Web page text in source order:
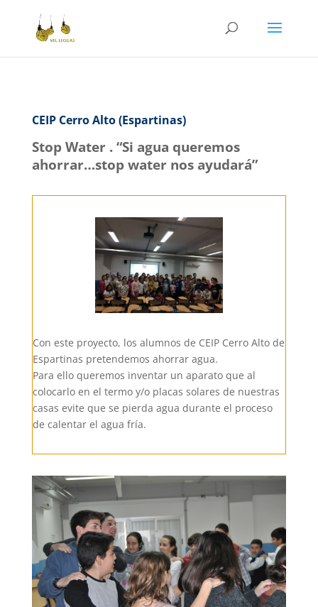
CEIP Cerro Alto (Espartinas)
Stop Water . “Si agua queremos
ahorrar…stop water nos ayudará”
Con este proyecto, los alumnos de CEIP Cerro Alto de
Espartinas pretendemos ahorrar agua.
Para ello queremos inventar un aparato que al
colocarlo en el termo y/o placas solares de nuestras
casas evite que se pierda agua durante el proceso
de calentar el agua fría.